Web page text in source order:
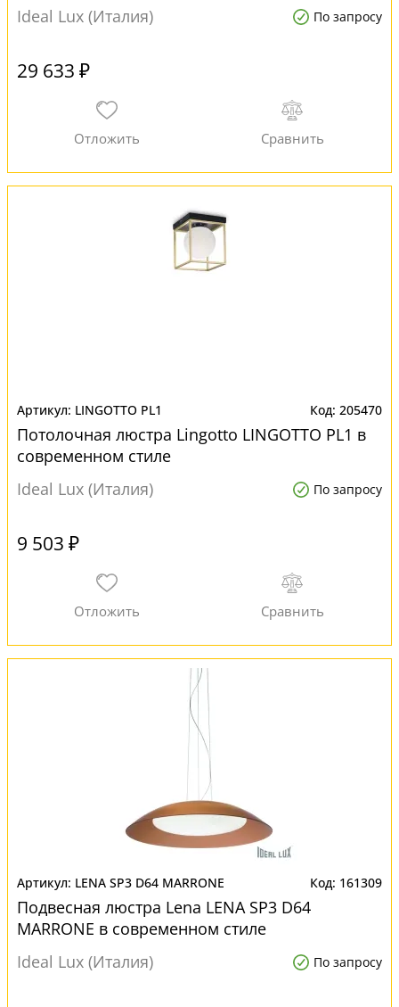
Ideal Lux (Италия)
По запросу
29 633 ₽
LINGOTTO PL1 205470
Потолочная люстра Lingotto LINGOTTO PL1 в
современном стиле
Ideal Lux (Италия)
По запросу
9 503 ₽
LENA SP3 D64 MARRONE 161309
Подвесная люстра Lena LENA SP3 D64
MARRONE в современном стиле
Ideal Lux (Италия)
По запросу